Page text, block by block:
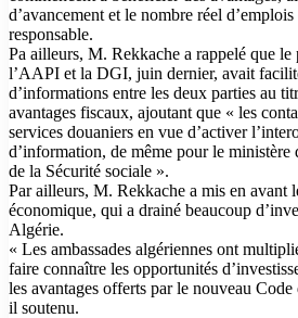
d’avancement et le nombre réel
responsable.
Pa ailleurs, M. Rekkache a rappelé que le
l’AAPI et la DGI, juin dernier, avait
d’informations entre les deux parties au
avantages fiscaux, ajoutant que « les
services douaniers en vue d’activer
d’information, de même pour le
de la Sécurité sociale ».
Par ailleurs, M. Rekkache a mis en avant
économique, qui a drainé beaucoup
Algérie.
« Les ambassades algériennes ont
faire connaître les opportunités
les avantages offerts par le nouveau Code
il soutenu.